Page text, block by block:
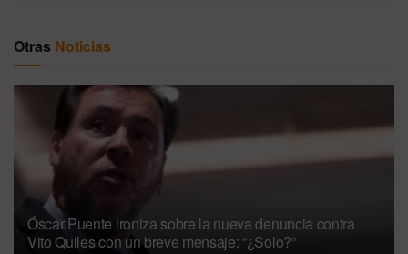
Otras Noticias
Óscar Puente ironiza sobre la nueva denuncia contra
Vito Quiles con un breve mensaje: “¿Solo?”